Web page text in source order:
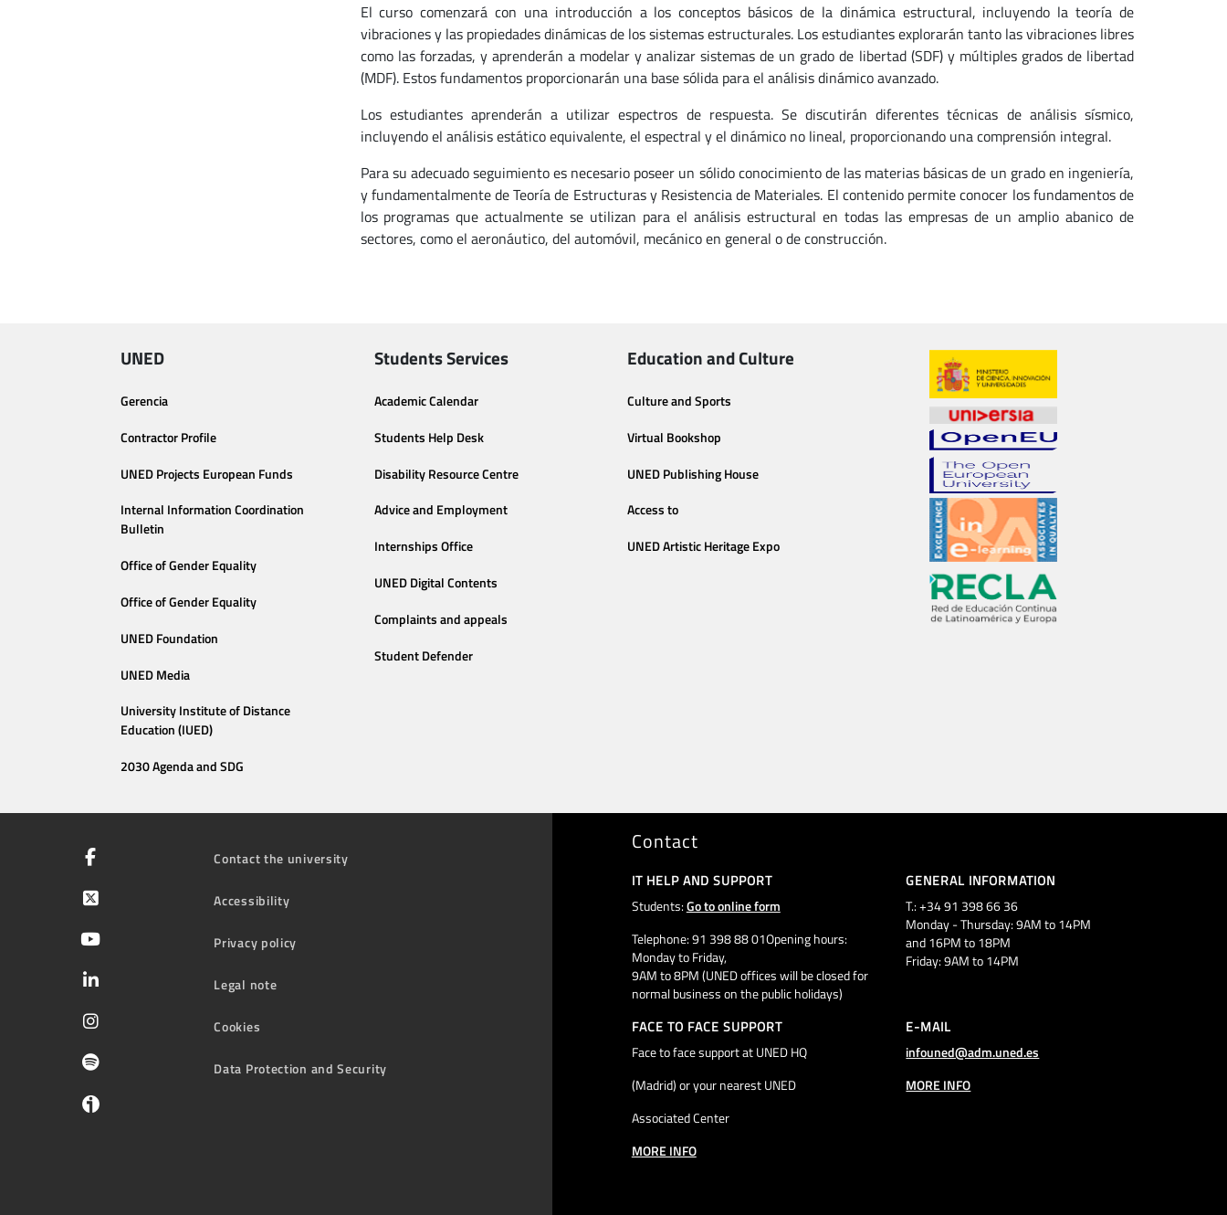
El curso comenzará con una introducción a los conceptos básicos de la dinámica estructural, incluyendo la teoría de
vibraciones y las propiedades dinámicas de los sistemas estructurales. Los estudiantes explorarán tanto las vibraciones libres
como las forzadas, y aprenderán a modelar y analizar sistemas de un grado de libertad (SDF) y múltiples grados de libertad
(MDF). Estos fundamentos proporcionarán una base sólida para el análisis dinámico avanzado.
Los estudiantes aprenderán a utilizar espectros de respuesta. Se discutirán diferentes técnicas de análisis sísmico,
incluyendo el análisis estático equivalente, el espectral y el dinámico no lineal, proporcionando una comprensión integral.
Para su adecuado seguimiento es necesario poseer un sólido conocimiento de las materias básicas de un grado en ingeniería,
y fundamentalmente de Teoría de Estructuras y Resistencia de Materiales. El contenido permite conocer los fundamentos de
los programas que actualmente se utilizan para el análisis estructural en todas las empresas de un amplio abanico de
sectores, como el aeronáutico, del automóvil, mecánico en general o de construcción.
UNED
Gerencia
Contractor Profile
UNED Projects European Funds
Internal Information Coordination
Bulletin
Office of Gender Equality
Office of Gender Equality
UNED Foundation
UNED Media
University Institute of Distance
Education (IUED)
2030 Agenda and SDG
Students Services
Academic Calendar
Students Help Desk
Disability Resource Centre
Advice and Employment
Internships Office
UNED Digital Contents
Complaints and appeals
Student Defender
Education and Culture
Culture and Sports
Virtual Bookshop
UNED Publishing House
Access to
UNED Artistic Heritage Expo
Contact the university
Accessibility
Privacy policy
Legal note
Cookies
Data Protection and Security
Contact
IT HELP AND SUPPORT
Students:Go to online form
Telephone: 91 398 88 01Opening hours:
Monday to Friday,
9AM to 8PM (UNED offices will be closed for
normal business on the public holidays)
GENERAL INFORMATION
T.: +34 91 398 66 36
Monday - Thursday: 9AM to 14PM
and 16PM to 18PM
Friday: 9AM to 14PM
FACE TO FACE SUPPORT
Face to face support at UNED HQ
(Madrid) or your nearest UNED
Associated Center
MORE INFO
E-MAIL
infouned@adm.uned.es
MORE INFO